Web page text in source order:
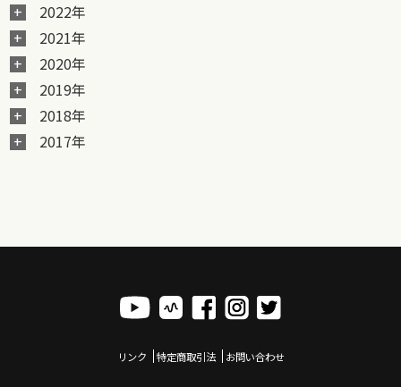
2022年
2021年
2020年
2019年
2018年
2017年
リンク 特定商取引法 お問い合わせ